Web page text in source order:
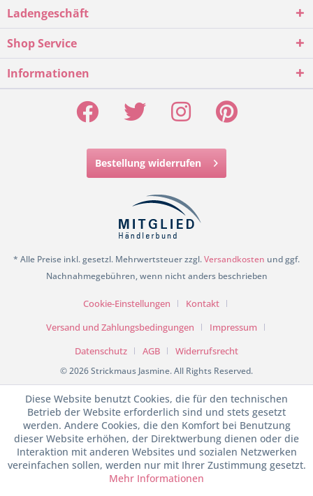
Ladengeschäft
Shop Service
Informationen
Bestellung widerrufen
* Alle Preise inkl. gesetzl. Mehrwertsteuer zzgl.Versandkosten und ggf.
Nachnahmegebühren, wenn nicht anders beschrieben
Cookie-Einstellungen
Kontakt
Versand und Zahlungsbedingungen
Impressum
Datenschutz
AGB Widerrufsrecht
© 2026 Strickmaus Jasmine. All Rights Reserved.
Diese Website benutzt Cookies, die für den technischen
Betrieb der Website erforderlich sind und stets gesetzt
werden. Andere Cookies, die den Komfort bei Benutzung
dieser Website erhöhen, der Direktwerbung dienen oder die
Interaktion mit anderen Websites und sozialen Netzwerken
vereinfachen sollen, werden nur mit Ihrer Zustimmung gesetzt.
Mehr Informationen